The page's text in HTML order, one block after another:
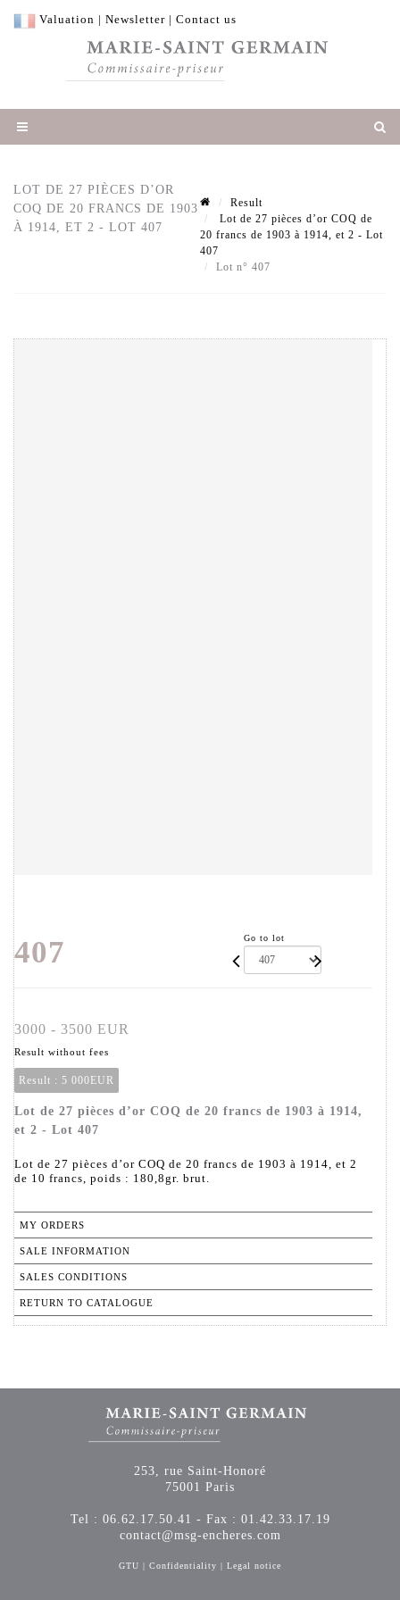
Valuation | Newsletter | Contact us
LOT DE 27 PIÈCES D’OR
COQ DE 20 FRANCS DE 1903
À 1914, ET 2 - LOT 407
Result
Lot de 27 pièces d’or COQ de
20 francs de 1903 à 1914, et 2 - Lot
407
Lot n° 407
407 Go to lot
3000 - 3500 EUR
Result without fees
Result : 5 000EUR
Lot de 27 pièces d’or COQ de 20 francs de 1903 à 1914,
et 2 - Lot 407
Lot de 27 pièces d’or COQ de 20 francs de 1903 à 1914, et 2
de 10 francs, poids : 180,8gr. brut.
MY ORDERS
SALE INFORMATION
SALES CONDITIONS
RETURN TO CATALOGUE
253, rue Saint-Honoré
75001 Paris
Tel : 06.62.17.50.41 - Fax : 01.42.33.17.19
contact@msg-encheres.com
GTU | Confidentiality | Legal notice